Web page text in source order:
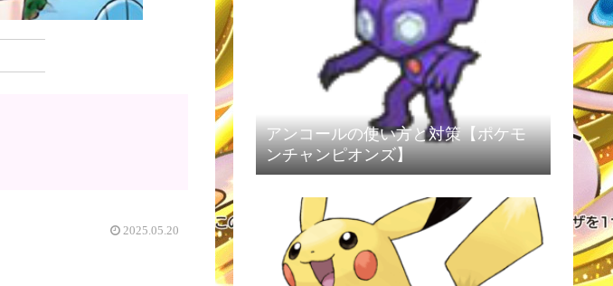
2025.05.20
アンコールの使い方と対策【ポケモ
ンチャンピオンズ】